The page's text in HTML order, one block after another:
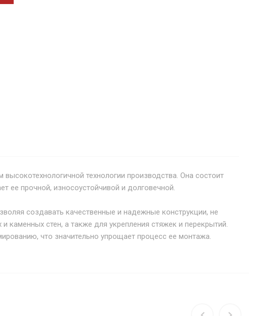
технологии производства. Она состоит
ее прочной, износоустойчивой и долговечной.
создавать качественные и надежные конструкции, не
стен, а также для укрепления стяжек и перекрытий.
что значительно упрощает процесс ее монтажа.